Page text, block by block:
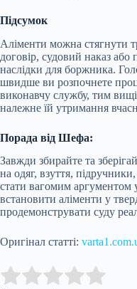
Підсумок
Аліменти можна стягнути
договір, судовий наказ або
наслідки для боржника.
швидше ви розпочнете
виконавчу службу, тим
належне їй утримання
Порада від Шефа:
Завжди збирайте та
на одяг, взуття,
стати вагомим аргументом
встановити аліменти у
продемонструвати суду
Оригінал статті:
Rate this item: